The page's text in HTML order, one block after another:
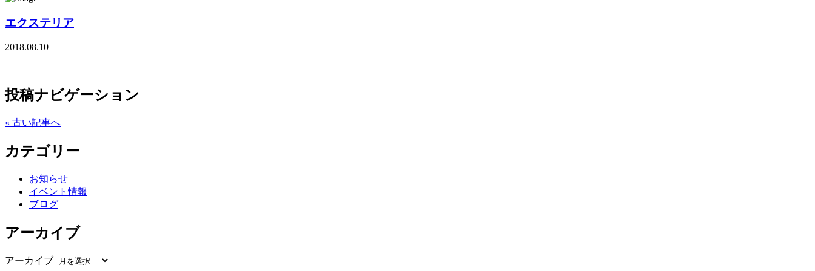
エクステリア
2018.08.10
投稿ナビゲーション
« 古い記事へ
カテゴリー
お知らせ
イベント情報
ブログ
アーカイブ
アーカイブ